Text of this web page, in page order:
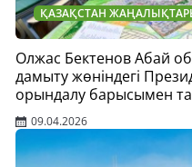
ҚАЗАҚСТАН
Олжас Бектенов Абай
дамыту жөніндегі
орындалу барысымен
09.04.2026